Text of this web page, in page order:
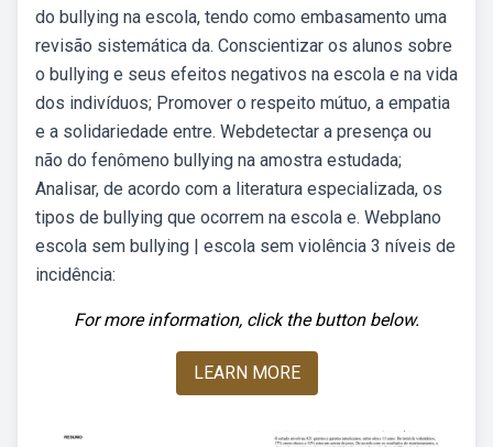
do bullying na escola, tendo como embasamento uma
revisão sistemática da. Conscientizar os alunos sobre
o bullying e seus efeitos negativos na escola e na vida
dos indivíduos; Promover o respeito mútuo, a empatia
e a solidariedade entre. Webdetectar a presença ou
não do fenômeno bullying na amostra estudada;
Analisar, de acordo com a literatura especializada, os
tipos de bullying que ocorrem na escola e. Webplano
escola sem bullying | escola sem violência 3 níveis de
incidência:
For more information, click the button below.
LEARN MORE